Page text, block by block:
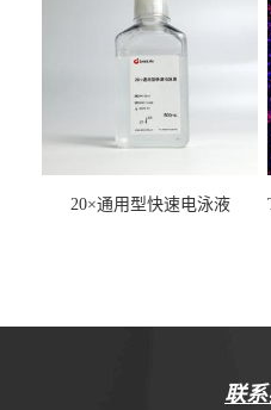
20×通用型快速电泳液
联